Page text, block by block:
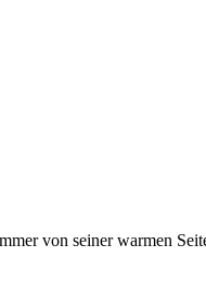
von seiner warmen